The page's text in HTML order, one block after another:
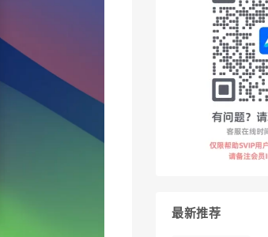
最新推荐